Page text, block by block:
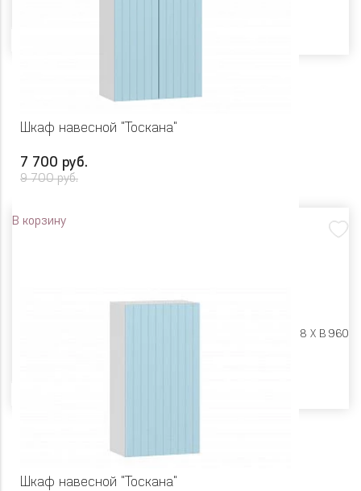
Шкаф навесной "Тоскана"
7 700 руб.
9 700 руб.
В корзину
Ш 600 X Г 318 X В 960
Шкаф навесной "Тоскана"